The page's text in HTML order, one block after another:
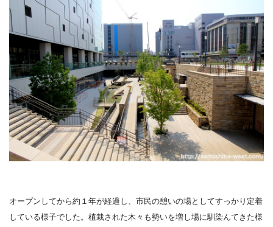
オープンしてから約１年が経過し、市民の憩いの場としてすっかり定着
している様子でした。植栽された木々も勢いを増し場に馴染んてきた様